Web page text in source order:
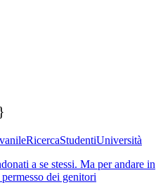
RicercaStudentiUniversità
a se stessi. Ma per andare in
dei genitori